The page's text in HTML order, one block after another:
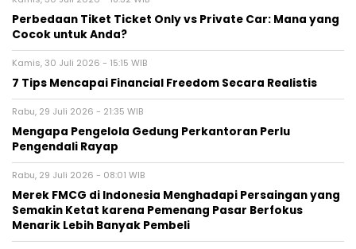
Perbedaan Tiket Ticket Only vs Private Car: Mana yang
Cocok untuk Anda?
Kamis, 30 Juli 2026 - 15:15 WIB
7 Tips Mencapai Financial Freedom Secara Realistis
Rabu, 29 Juli 2026 - 21:35 WIB
Mengapa Pengelola Gedung Perkantoran Perlu
Pengendali Rayap
Rabu, 29 Juli 2026 - 08:01 WIB
Merek FMCG di Indonesia Menghadapi Persaingan yang
Semakin Ketat karena Pemenang Pasar Berfokus
Menarik Lebih Banyak Pembeli